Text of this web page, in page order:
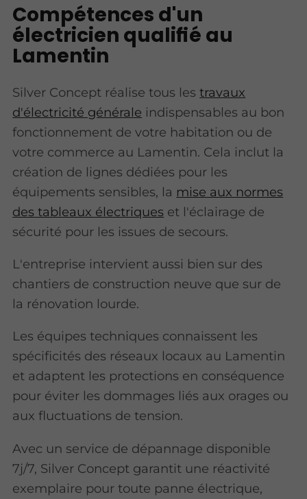
Compétences d'un
électricien qualifié au
Lamentin
Silver Concept réalise tous lestravaux
d'électricité générale indispensables au bon
fonctionnement de votre habitation ou de
votre commerce au Lamentin. Cela inclut la
création de lignes dédiées pour les
équipements sensibles, la mise aux normes
des tableaux électriques et l'éclairage de
sécurité pour les issues de secours.
L'entreprise intervient aussi bien sur des
chantiers de construction neuve que sur de
la rénovation lourde.
Les équipes techniques connaissent les
spécificités des réseaux locaux au Lamentin
et adaptent les protections en conséquence
pour éviter les dommages liés aux orages ou
aux fluctuations de tension.
Avec un service de dépannage disponible
7j/7, Silver Concept garantit une réactivité
exemplaire pour toute panne électrique,